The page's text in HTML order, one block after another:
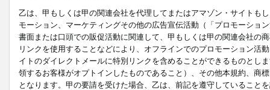
乙は、甲もしくは甲の関連会社を代理してまたはアマゾン・サイトも
モーション、マーケティングその他の広告宣伝活動（「プロモーショ
書面または口頭での販促活動に関連して、甲もしくは甲の関連会社の
リンクを使用することなどにより、オフラインでのプロモーション活
イトのダイレクトメールに特別リンクを含めることができるものとし
領するお客様がオプトインしたものであること）、その他本規約、商
となります。甲の要請を受けた場合、乙は、前記を遵守していること